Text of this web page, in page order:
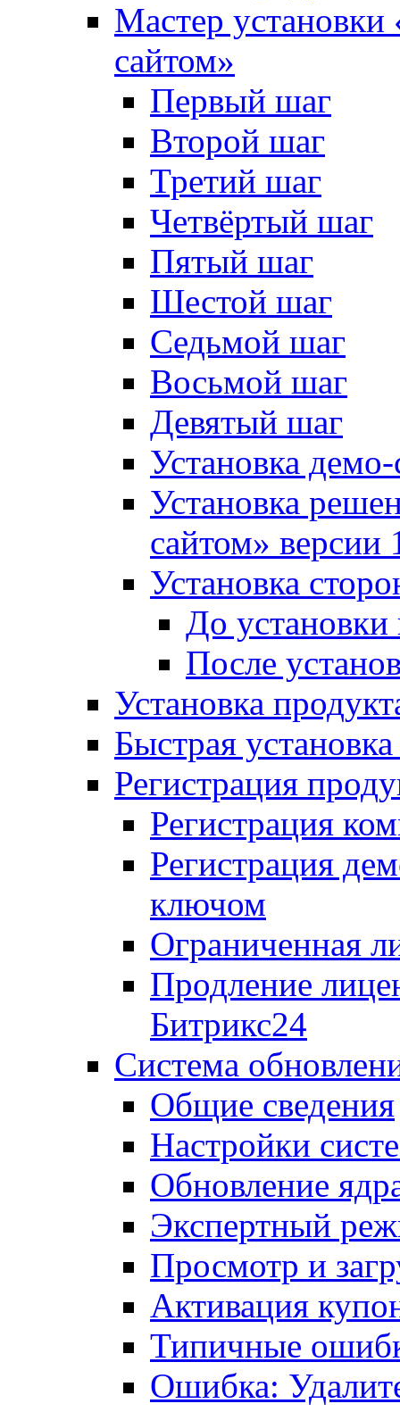
Мастер
сайтом»
Первый шаг
Второй шаг
Третий шаг
Четвёртый шаг
Пятый шаг
Шестой шаг
Седьмой шаг
Восьмой шаг
Девятый шаг
Установка
Установка
сайтом»
Установка
До установки
После
Установка
Быстрая
Регистрация
Регистрация
Регистрация
ключом
Ограниченная
Продление
Битрикс24
Система
Общие сведения
Настройки
Обновление
Экспертный
Просмотр и
Активация
Типичные
Ошибка: